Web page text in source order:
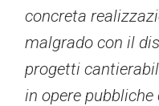
concreta
malgrado con il
progetti
in opere